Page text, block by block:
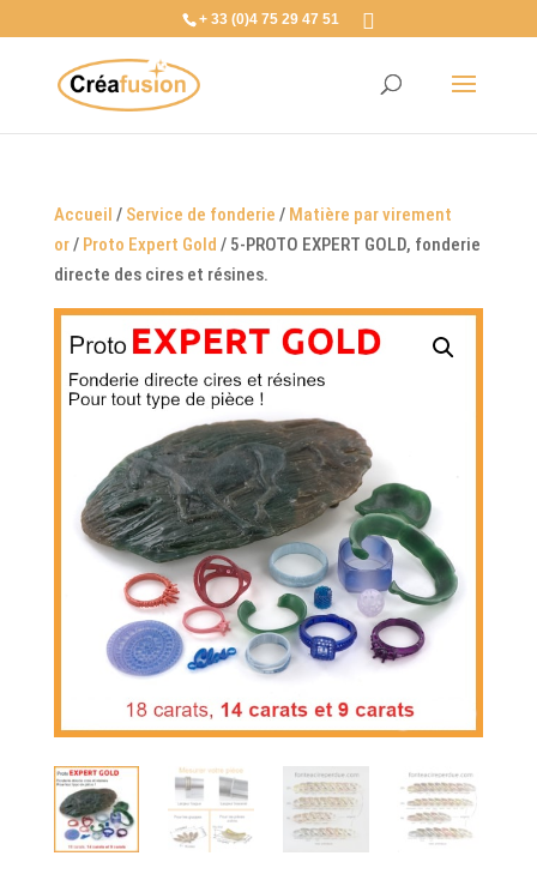
+ 33 (0)4 75 29 47 51
Accueil / Service de fonderie / Matière par virement
or/ Proto Expert Gold / 5-PROTO EXPERT GOLD, fonderie
directe des cires et résines.